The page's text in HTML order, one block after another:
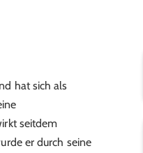
hat sich als
seitdem
er durch seine